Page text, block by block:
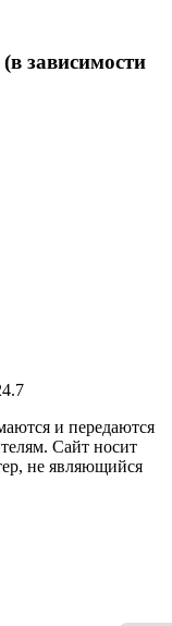
зависимости
и передаются
Сайт носит
не являющийся